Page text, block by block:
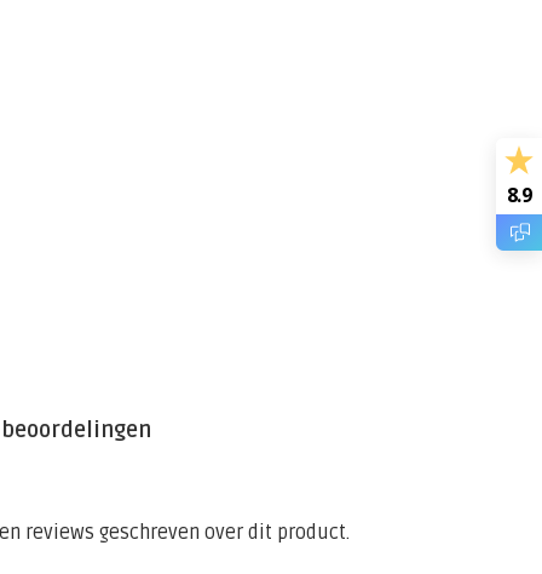
reviews geschreven over dit product.
8.9